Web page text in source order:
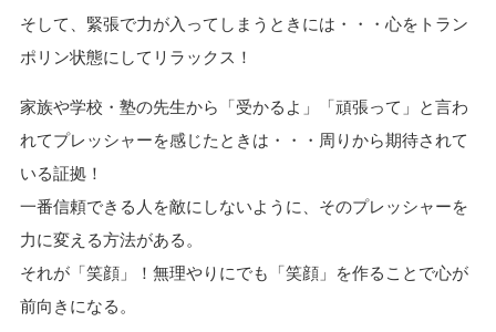
そして、緊張で力が入ってしまうときには・・・心をトラン
ポリン状態にしてリラックス！
家族や学校・塾の先生から「受かるよ」「頑張って」と言わ
れてプレッシャーを感じたときは・・・周りから期待されて
いる証拠！
一番信頼できる人を敵にしないように、そのプレッシャーを
力に変える方法がある。
それが「笑顔」！無理やりにでも「笑顔」を作ることで心が
前向きになる。